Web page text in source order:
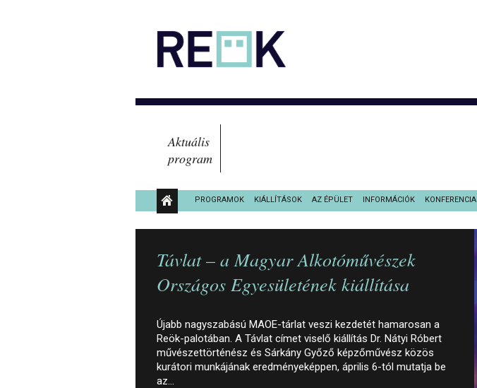
Aktuális
program
PROGRAMOK KIÁLLÍTÁSOK AZ ÉPÜLET INFORMÁCIÓK KONFERENCIA
KÖZÉRDEKŰ ADATOK
Távlat – a Magyar Alkotóművészek
Országos Egyesületének kiállítása
Újabb nagyszabású MAOE-tárlat veszi kezdetét hamarosan a
Reök-palotában. A Távlat címet viselő kiállítás Dr. Nátyi Róbert
művészettörténész és Sárkány Győző képzőművész közös
kurátori munkájának eredményeképpen, április 6-tól mutatja be
az…